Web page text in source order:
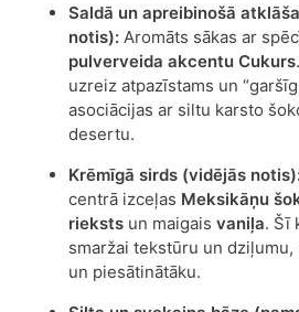
Saldā un apreibinošā
notis):Aromāts sākas ar
pulverveida akcentu Cukurs
uzreiz atpazīstams un
asociācijas ar siltu karsto
desertu.
Krēmīgā sirds (vidējās
centrā izceļas Meksikāņu
riekstsun maigais vaniļa. Šī
smaržai tekstūru un
un piesātinātāku.